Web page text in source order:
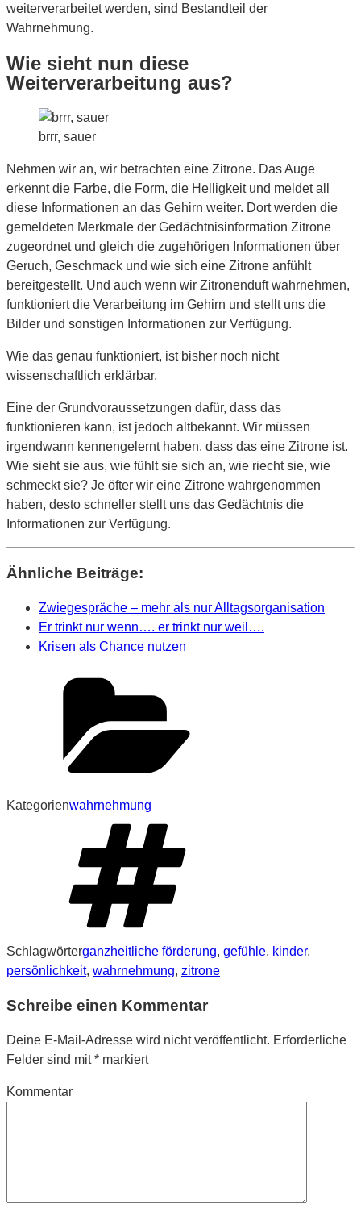
weiterverarbeitet werden, sind Bestandteil der
Wahrnehmung.
Wie sieht nun diese
Weiterverarbeitung aus?
brrr, sauer
Nehmen wir an, wir betrachten eine Zitrone. Das Auge
erkennt die Farbe, die Form, die Helligkeit und meldet all
diese Informationen an das Gehirn weiter. Dort werden die
gemeldeten Merkmale der Gedächtnisinformation Zitrone
zugeordnet und gleich die zugehörigen Informationen über
Geruch, Geschmack und wie sich eine Zitrone anfühlt
bereitgestellt. Und auch wenn wir Zitronenduft wahrnehmen,
funktioniert die Verarbeitung im Gehirn und stellt uns die
Bilder und sonstigen Informationen zur Verfügung.
Wie das genau funktioniert, ist bisher noch nicht
wissenschaftlich erklärbar.
Eine der Grundvoraussetzungen dafür, dass das
funktionieren kann, ist jedoch altbekannt. Wir müssen
irgendwann kennengelernt haben, dass das eine Zitrone ist.
Wie sieht sie aus, wie fühlt sie sich an, wie riecht sie, wie
schmeckt sie? Je öfter wir eine Zitrone wahrgenommen
haben, desto schneller stellt uns das Gedächtnis die
Informationen zur Verfügung.
Ähnliche Beiträge:
Zwiegespräche – mehr als nur Alltagsorganisation
Er trinkt nur wenn…. er trinkt nur weil….
Krisen als Chance nutzen
Kategorienwahrnehmung
Schlagwörterganzheitliche förderung, gefühle, kinder,
persönlichkeit, wahrnehmung, zitrone
Schreibe einen Kommentar
Deine E-Mail-Adresse wird nicht veröffentlicht. Erforderliche
Felder sind mit* markiert
Kommentar